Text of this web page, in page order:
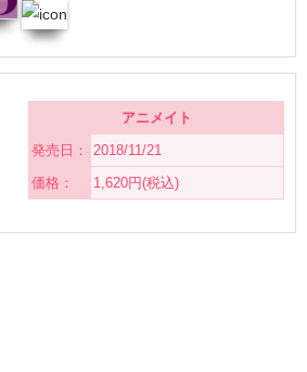
アニメイト
発売日：
2018/11/21
価格：
1,620円(税込)